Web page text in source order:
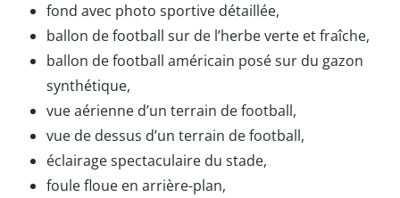
fond avec photo sportive détaillée,
ballon de football sur de l’herbe verte et fraîche,
ballon de football américain posé sur du gazon
synthétique,
vue aérienne d’un terrain de football,
vue de dessus d’un terrain de football,
éclairage spectaculaire du stade,
foule floue en arrière-plan,